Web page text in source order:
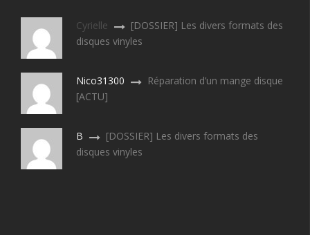
Cyrielle
[DOSSIER] Les divers formats des
disques vinyles
Nico31300
Réparation d’un mange disque
[ACTU]
B
[DOSSIER] Les divers formats des
disques vinyles